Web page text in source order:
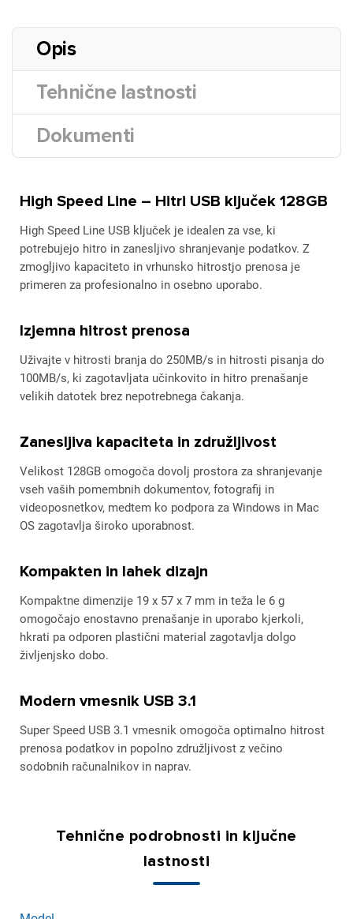
Opis
Tehnične lastnosti
Dokumenti
High Speed Line – Hitri USB ključek 128GB
High Speed Line USB ključek je idealen za vse, ki
potrebujejo hitro in zanesljivo shranjevanje podatkov. Z
zmogljivo kapaciteto in vrhunsko hitrostjo prenosa je
primeren za profesionalno in osebno uporabo.
Izjemna hitrost prenosa
Uživajte v hitrosti branja do 250MB/s in hitrosti pisanja do
100MB/s, ki zagotavljata učinkovito in hitro prenašanje
velikih datotek brez nepotrebnega čakanja.
Zanesljiva kapaciteta in združljivost
Velikost 128GB omogoča dovolj prostora za shranjevanje
vseh vaših pomembnih dokumentov, fotografij in
videoposnetkov, medtem ko podpora za Windows in Mac
OS zagotavlja široko uporabnost.
Kompakten in lahek dizajn
Kompaktne dimenzije 19 x 57 x 7 mm in teža le 6 g
omogočajo enostavno prenašanje in uporabo kjerkoli,
hkrati pa odporen plastični material zagotavlja dolgo
življenjsko dobo.
Modern vmesnik USB 3.1
Super Speed USB 3.1 vmesnik omogoča optimalno hitrost
prenosa podatkov in popolno združljivost z večino
sodobnih računalnikov in naprav.
Tehnične podrobnosti in ključne
lastnosti